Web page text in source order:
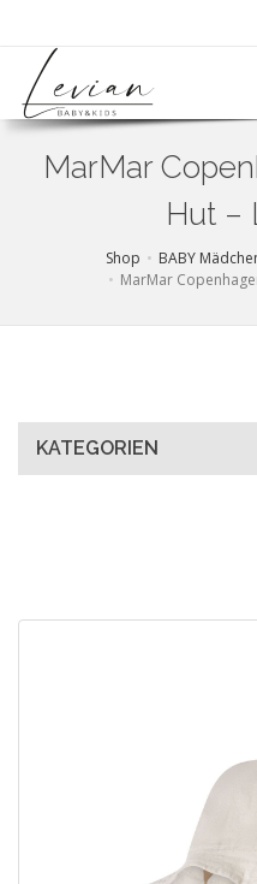
MarMar
Hut –
Shop BABY
MarMar
KATEGORIEN